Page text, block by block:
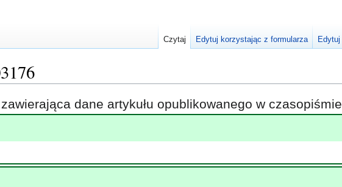
dane artykułu opublikowanego w czasopiśmie
Czytaj Edytuj korzystając z formularza Edytuj